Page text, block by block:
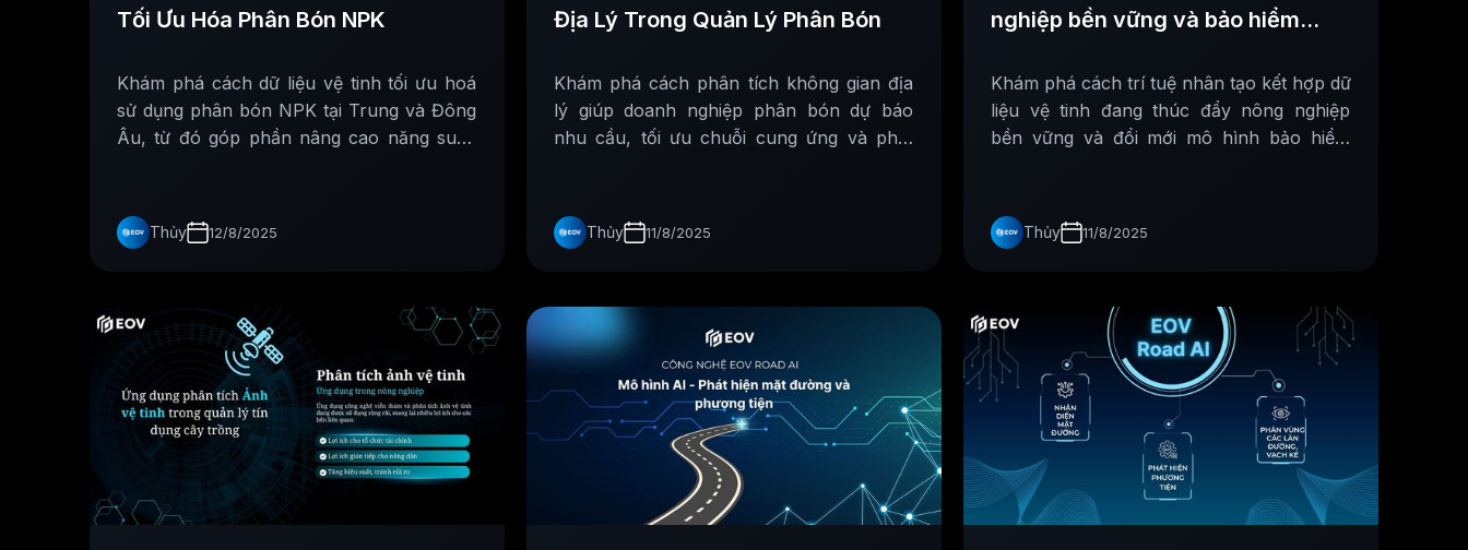
Tối Ưu Hóa Phân Bón NPK
Khám phá cách dữ liệu vệ tinh tối ưu hoá
sử dụng phân bón NPK tại Trung và Đông
Âu, từ đó góp phần nâng cao năng suất.
Thủy 12/8/2025
Địa Lý Trong Quản Lý Phân Bón
Khám phá cách phân tích không gian địa
lý giúp doanh nghiệp phân bón dự báo
nhu cầu, tối ưu chuỗi cung ứng và phát
Thủy 11/8/2025
nghiệp bền vững và bảo hiểm
Khám phá cách trí tuệ nhân tạo kết hợp dữ
liệu vệ tinh đang thúc đẩy nông nghiệp
bền vững và đổi mới mô hình bảo hiểm
Thủy 11/8/2025